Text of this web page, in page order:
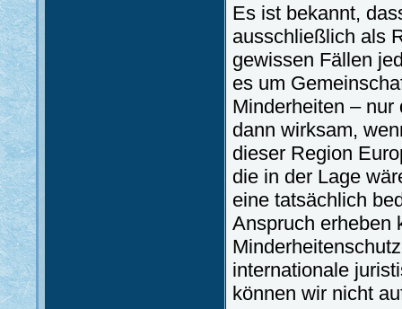
Es ist bekannt,
ausschließlich als
gewissen Fällen
es um
Minderheiten –
dann wirksam,
dieser Region
die in der Lage
eine tatsächlich
Anspruch erheben
internationale
können wir nicht